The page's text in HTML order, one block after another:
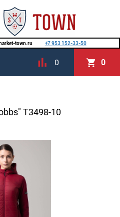
town.ru +7 953 152-33-50
0 0
T3498-10